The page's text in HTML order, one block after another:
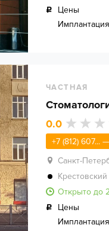
Цены
Имплантация
ЧАСТНАЯ
0.0
+7 (812) 607...
Санкт-
Открыто до
Цены
Имплантация